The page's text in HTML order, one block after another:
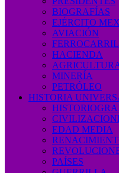
BIOGRAFÍAS
EJÉRCITO
AVIACIÓN
HACIENDA
MINERÍA
PETRÓLEO
HISTORIA
EDAD MEDIA
PAÍSES